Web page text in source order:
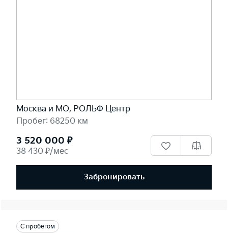
Москва и МО, РОЛЬФ Центр
Пробег: 68250 км
3 520 000 ₽
38 430 ₽/мес
Забронировать
С пробегом